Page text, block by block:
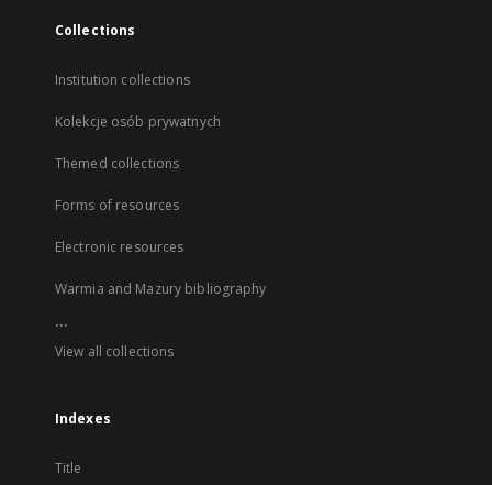
Collections
Institution collections
Kolekcje osób prywatnych
Themed collections
Forms of resources
Electronic resources
Warmia and Mazury bibliography
...
View all collections
Indexes
Title